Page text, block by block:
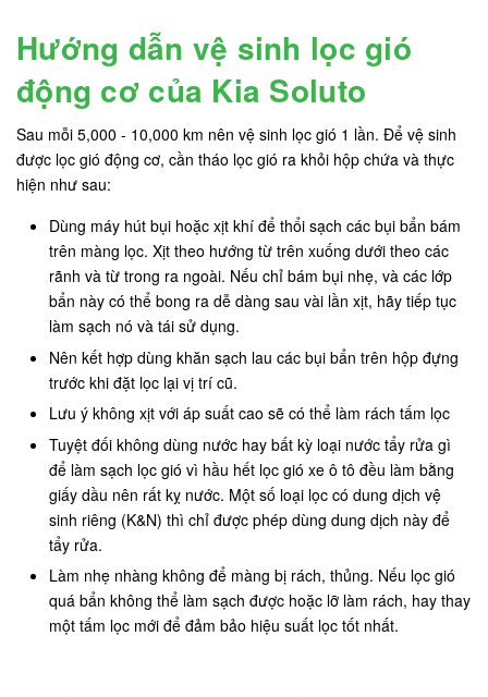
Hướng dẫn vệ sinh lọc gió
động cơ của Kia Soluto
Sau mỗi 5,000 - 10,000 km nên vệ sinh lọc gió 1 lần. Để vệ sinh
được lọc gió động cơ, cần tháo lọc gió ra khỏi hộp chứa và thực
hiện như sau:
Dùng máy hút bụi hoặc xịt khí để thổi sạch các bụi bẩn bám
trên màng lọc. Xịt theo hướng từ trên xuống dưới theo các
rãnh và từ trong ra ngoài. Nếu chỉ bám bụi nhẹ, và các lớp
bẩn này có thể bong ra dễ dàng sau vài lần xịt, hãy tiếp tục
làm sạch nó và tái sử dụng.
Nên kết hợp dùng khăn sạch lau các bụi bẩn trên hộp đựng
trước khi đặt lọc lại vị trí cũ.
Lưu ý không xịt với áp suất cao sẽ có thể làm rách tấm lọc
Tuyệt đối không dùng nước hay bất kỳ loại nước tẩy rửa gì
để làm sạch lọc gió vì hầu hết lọc gió xe ô tô đều làm bằng
giấy dầu nên rất kỵ nước. Một số loại lọc có dung dịch vệ
sinh riêng (K&N) thì chỉ được phép dùng dung dịch này để
tẩy rửa.
Làm nhẹ nhàng không để màng bị rách, thủng. Nếu lọc gió
quá bẩn không thể làm sạch được hoặc lỡ làm rách, hay thay
một tấm lọc mới để đảm bảo hiệu suất lọc tốt nhất.